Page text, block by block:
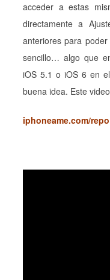
acceder a estas
directamente a
anteriores para
sencillo… algo que
iOS 5.1 o iOS 6 en
buena idea. Este
iphoneame.com/repo